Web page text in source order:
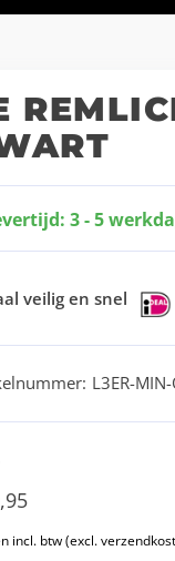
3 - 5
veilig en snel
L3ER-